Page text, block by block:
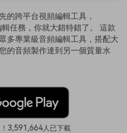
的跨平台視頻編輯工具，
輯任務，你就大錯特錯了。 這款
多專業級音頻編輯工具，搭配大
的音頻製作達到另一個質量水
3,591,664人已下載